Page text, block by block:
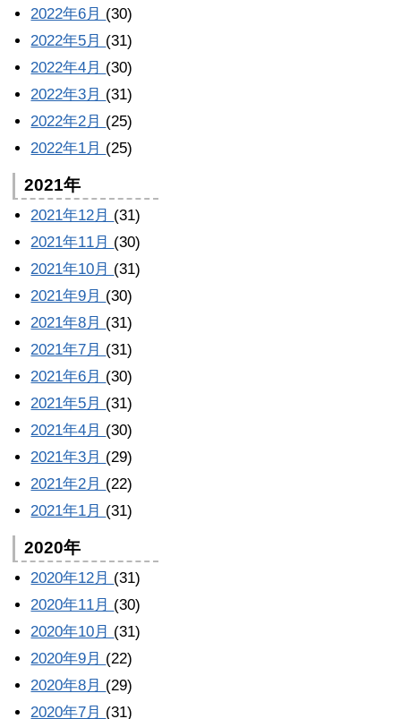
2022年6月 (30)
2022年5月 (31)
2022年4月 (30)
2022年3月 (31)
2022年2月 (25)
2022年1月 (25)
2021年
2021年12月 (31)
2021年11月 (30)
2021年10月 (31)
2021年9月 (30)
2021年8月 (31)
2021年7月 (31)
2021年6月 (30)
2021年5月 (31)
2021年4月 (30)
2021年3月 (29)
2021年2月 (22)
2021年1月 (31)
2020年
2020年12月 (31)
2020年11月 (30)
2020年10月 (31)
2020年9月 (22)
2020年8月 (29)
2020年7月 (31)